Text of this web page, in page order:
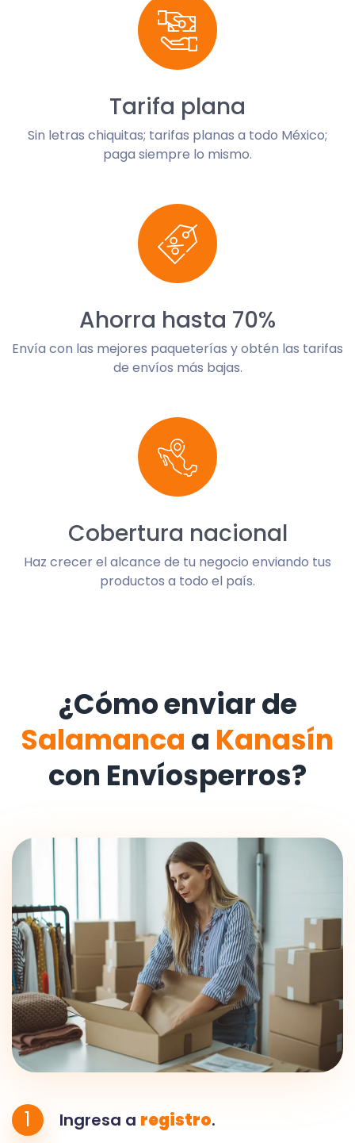
Tarifa plana
Sin letras chiquitas; tarifas planas a todo México;
paga siempre lo mismo.
Ahorra hasta 70%
Envía con las mejores paqueterías y obtén las tarifas
de envíos más bajas.
Cobertura nacional
Haz crecer el alcance de tu negocio enviando tus
productos a todo el país.
¿Cómo enviar de
Salamanca a Kanasín
con Envíosperros?
1 Ingresa a registro.